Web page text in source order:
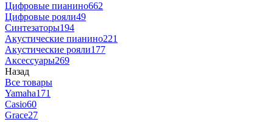
Цифровые пианино662
Цифровые рояли49
Синтезаторы194
Акустические пианино221
Акустические рояли177
Аксессуары269
Назад
Все товары
Yamaha171
Casio60
Grace27